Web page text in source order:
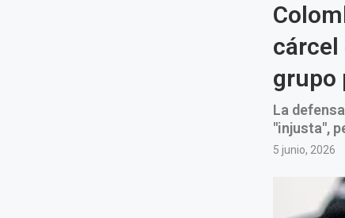
cárcel
grupo
La
"injusta",
5 junio, 2026